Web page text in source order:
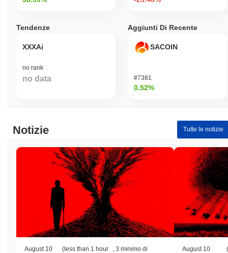
like my sootcase?
attesta a
Qual è lo storico della fascia di prezzo di I like my
Massimo Storico (ATH):
Minimo Storico (ATL):
Come si sta comportando I like my sootcase
Negli ultimi 7 giorni, I like my sootcase ha guadagnato 0.00%,
sottoperformando il mercato crypto complessivo che ha registrato
un guadagno del0.56%. Ciò indica un ritardo temporaneo
nell'azione del prezzo di SOOTCASE rispetto allo slancio del
mercato più ampio.
Tendenze
XXXAi
no rank
no data
Aggiunti Di Recente
SACOIN
#7381
0.52%
Notizie Tutte le notizie
August 10
(less than 1 hour
3 minimo di
August 10